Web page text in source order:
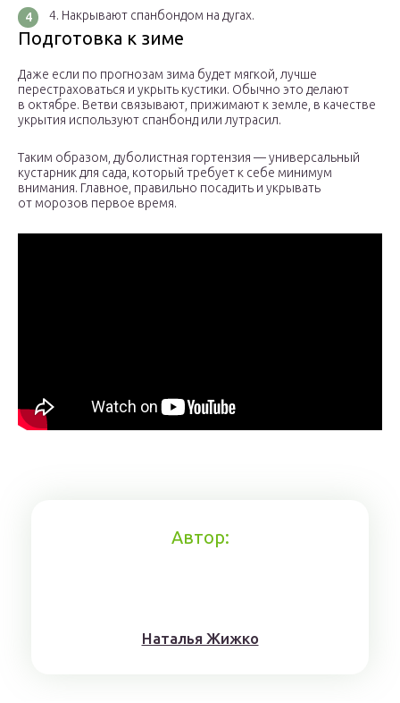
Накрывают спанбондом на дугах.
Подготовка к зиме
Даже если по прогнозам зима будет мягкой, лучше
перестраховаться и укрыть кустики. Обычно это делают
в октябре. Ветви связывают, прижимают к земле, в качестве
укрытия используют спанбонд или лутрасил.
Таким образом, дуболистная гортензия — универсальный
кустарник для сада, который требует к себе минимум
внимания. Главное, правильно посадить и укрывать
от морозов первое время.
Автор:
Нaтaлья Жижкo